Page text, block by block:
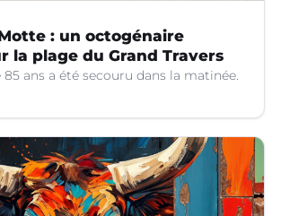
: un octogénaire
la plage du Grand Travers
ans a été secouru dans la matinée.